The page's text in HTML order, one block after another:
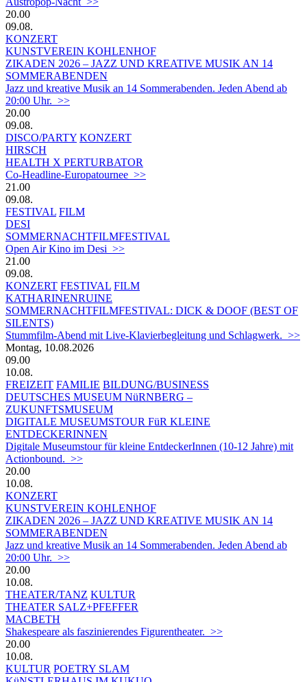
20.00
09.08.
KONZERT
KUNSTVEREIN KOHLENHOF
ZIKADEN 2026 – JAZZ UND KREATIVE MUSIK AN 14
SOMMERABENDEN
Jazz und kreative Musik an 14 Sommerabenden. Jeden Abend ab
20:00 Uhr. >>
20.00
09.08.
DISCO/PARTY KONZERT
HIRSCH
HEALTH X PERTURBATOR
Co-Headline-Europatournee >>
21.00
09.08.
FESTIVAL FILM
DESI
SOMMERNACHTFILMFESTIVAL
Open Air Kino im Desi >>
21.00
09.08.
KONZERT FESTIVAL FILM
KATHARINENRUINE
SOMMERNACHTFILMFESTIVAL: DICK & DOOF (BEST OF
SILENTS)
Stummfilm-Abend mit Live-Klavierbegleitung und Schlagwerk. >>
Montag, 10.08.2026
09.00
10.08.
FREIZEIT FAMILIE BILDUNG/BUSINESS
DEUTSCHES MUSEUM NüRNBERG –
ZUKUNFTSMUSEUM
DIGITALE MUSEUMSTOUR FüR KLEINE
ENTDECKERINNEN
Digitale Museumstour für kleine EntdeckerInnen (10-12 Jahre) mit
Actionbound. >>
20.00
10.08.
KONZERT
KUNSTVEREIN KOHLENHOF
ZIKADEN 2026 – JAZZ UND KREATIVE MUSIK AN 14
SOMMERABENDEN
Jazz und kreative Musik an 14 Sommerabenden. Jeden Abend ab
20:00 Uhr. >>
20.00
10.08.
THEATER/TANZ KULTUR
THEATER SALZ+PFEFFER
MACBETH
Shakespeare als faszinierendes Figurentheater. >>
20.00
10.08.
KULTUR POETRY SLAM